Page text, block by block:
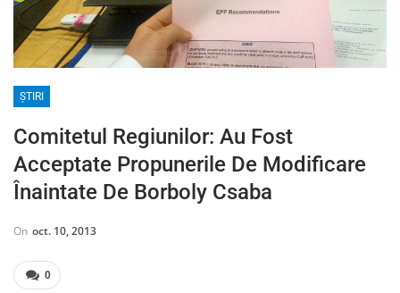
ȘTIRI
Comitetul Regiunilor: Au Fost
Acceptate Propunerile De Modificare
Înaintate De Borboly Csaba
On oct. 10, 2013
0